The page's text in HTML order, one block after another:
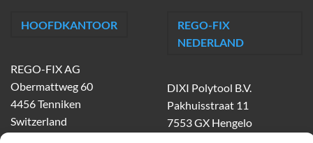
HOOFDKANTOOR
REGO-FIX AG
Obermattweg 60
4456 Tenniken
Switzerland
REGO-FIX
NEDERLAND
DIXI Polytool B.V.
Pakhuisstraat 11
7553 GX Hengelo